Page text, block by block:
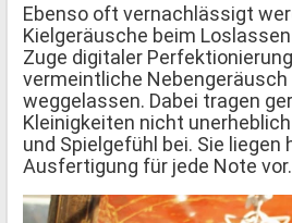
Ebenso oft vernachlässigt
Kielgeräusche beim
Zuge digitaler
vermeintliche Nebengeräusch
weggelassen. Dabei tragen
Kleinigkeiten nicht
und Spielgefühl bei. Sie liegen
Ausfertigung für jede Note vor.